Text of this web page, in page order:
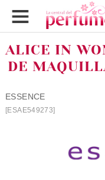
ALICE IN
DE
ESSENCE
[ESAE549273]